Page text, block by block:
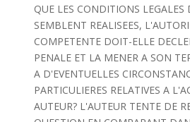
QUE LES CONDITIONS LEGALES
SEMBLENT REALISEES,
COMPETENTE DOIT-ELLE
PENALE ET LA MENER A SON
A D'EVENTUELLES
PARTICULIERES RELATIVES A
AUTEUR? L'AUTEUR TENTE DE